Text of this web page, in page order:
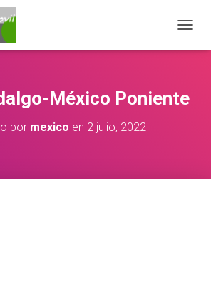
México Poniente
por mexico en 2 julio, 2022